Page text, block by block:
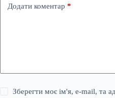
Додати коментар *
Зберегти моє ім'я, e-mail, та